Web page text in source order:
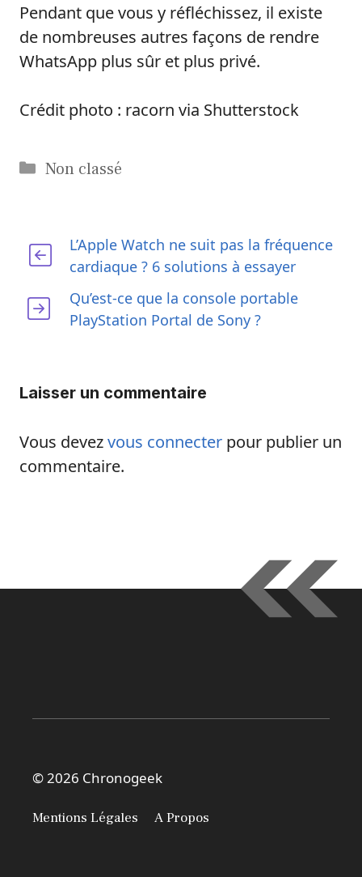
Pendant que vous y réfléchissez, il existe
de nombreuses autres façons de rendre
WhatsApp plus sûr et plus privé.
Crédit photo : racorn via Shutterstock
Catégories
Non classé
L’Apple Watch ne suit pas la fréquence
cardiaque ? 6 solutions à essayer
Qu’est-ce que la console portable
PlayStation Portal de Sony ?
Laisser un commentaire
Vous devezvous connecter pour publier un
commentaire.
© 2026 Chronogeek
Mentions Légales A Propos